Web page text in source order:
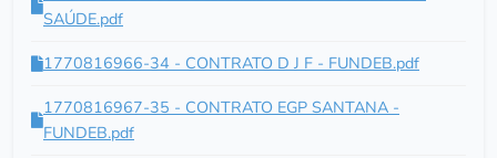
SAÚDE.pdf
1770816966-34 - CONTRATO D J F - FUNDEB.pdf
1770816967-35 - CONTRATO EGP SANTANA -
FUNDEB.pdf